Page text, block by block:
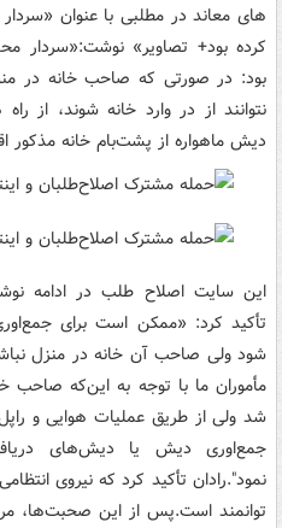
های معاند در مطلبی با عنوان
بود: در صورتی که صاحب خانه در
نتوانند از در وارد خانه شوند، از
دیش ماهواره از پشت‌بام خانه مذکور
این سایت اصلاح طلب در ادامه
تأکید کرد: «ممکن است برای
شود ولی صاحب آن خانه در منزل
مأموران ما با توجه به این‌که صاحب
شد ولی از طریق عملیات هوایی و
جمع‌اوری دیش‌ یا دیش‌های
نمود".رادان تأکید کرد که نیروی